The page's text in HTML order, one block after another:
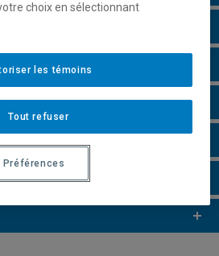
choix en sélectionnant
Tout refuser
les témoins
Préférences